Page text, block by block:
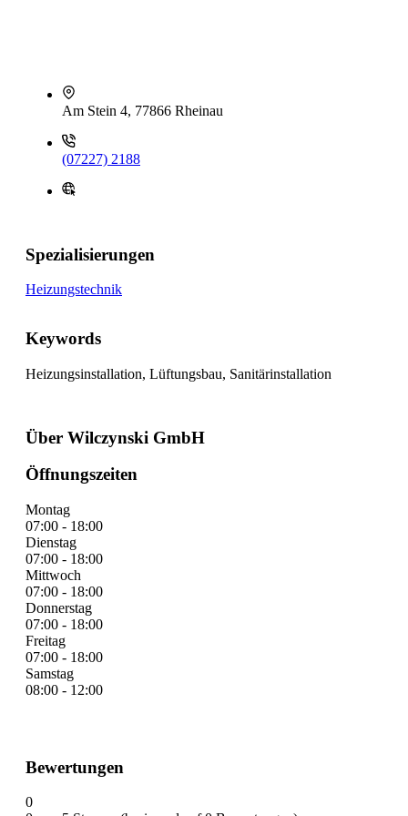
Am Stein 4, 77866 Rheinau
(07227) 2188
Spezialisierungen
Heizungstechnik
Keywords
Heizungsinstallation, Lüftungsbau, Sanitärinstallation
Über Wilczynski GmbH
Öffnungszeiten
Montag
07:00 - 18:00
Dienstag
07:00 - 18:00
Mittwoch
07:00 - 18:00
Donnerstag
07:00 - 18:00
Freitag
07:00 - 18:00
Samstag
08:00 - 12:00
Bewertungen
0